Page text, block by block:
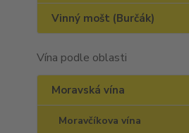
Vinný mošt (Burčák)
Vína podle oblasti
Moravská vína
Moravčíkova vína